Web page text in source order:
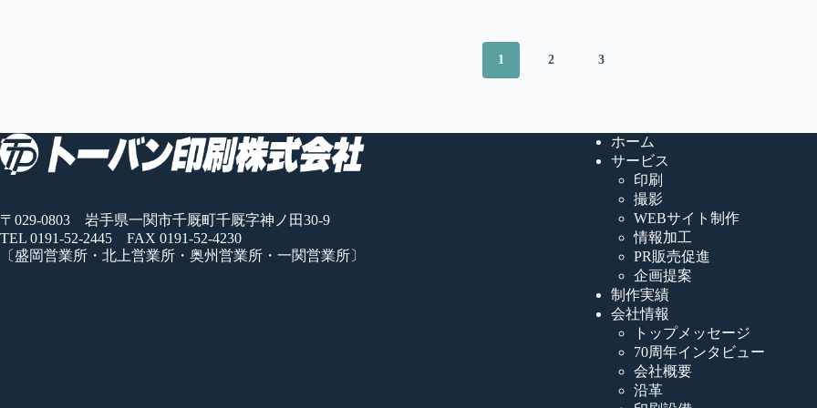
1 2 3
〒029-0803 岩手県一関市千厩町千厩字神ノ田30-9
TEL 0191-52-2445 FAX 0191-52-4230
〔盛岡営業所・北上営業所・奥州営業所・一関営業所〕
ホーム
サービス
印刷
撮影
WEBサイト制作
情報加工
PR販売促進
企画提案
制作実績
会社情報
トップメッセージ
70周年インタビュー
会社概要
沿革